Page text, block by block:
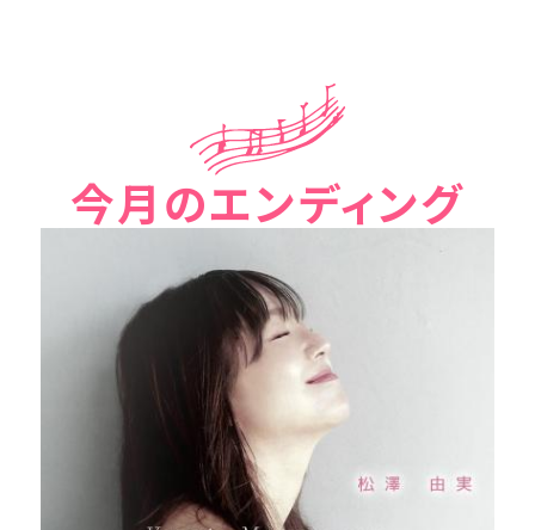
今月のエンディング